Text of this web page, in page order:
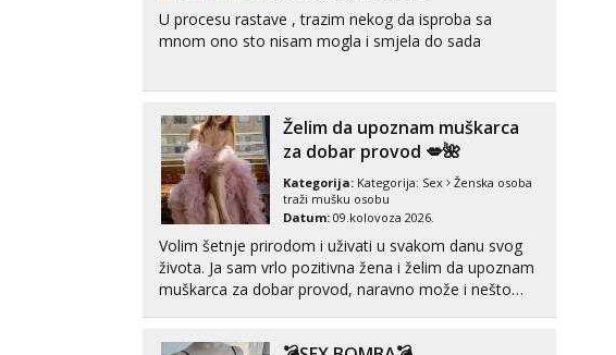
Ivančica
Čekam tvoj poziv!
Zara
Čekam tvoj poziv!
Tel: 064/677-677 - Kod: #123
tel:0,93€ - mob:1,12€ min
Anđela
Čekam tvoj poziv!
U procesu rastave , trazim nekog da isproba sa
mnom ono sto nisam mogla i smjela do sada
Želim da upoznam muškarca
za dobar provod 💋🌺
Kategorija: Kategorija: Sex
Ženska osoba
traži mušku osobu
Datum: 09.kolovoza 2026.
Volim šetnje prirodom i uživati u svakom danu svog
života. Ja sam vrlo pozitivna žena i želim da upoznam
muškarca za dobar provod, naravno može i nešto